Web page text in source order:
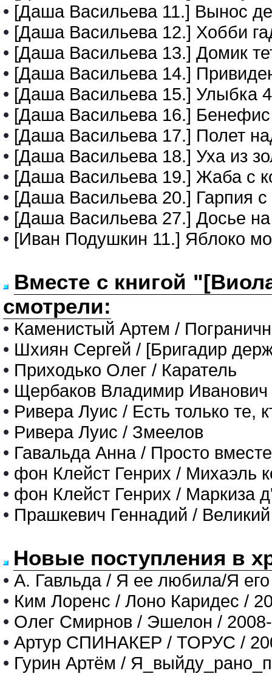
• [Даша Васильева 11.] Вынос
• [Даша Васильева 12.] Хобби
• [Даша Васильева 13.] Домик
• [Даша Васильева 14.]
• [Даша Васильева 15.] Улыбка
• [Даша Васильева 16.] Бенефис
• [Даша Васильева 17.] Полет
• [Даша Васильева 18.] Уха из
• [Даша Васильева 19.] Жаба с
• [Даша Васильева 20.] Гарпия
• [Даша Васильева 27.] Досье
• [Иван Подушкин 11.] Яблоко
Вместе с книгой
смотрели:
• Каменистый Артем /
• Шхиян Сергей / [Бригадир
• Приходько Олег / Каратель
• Щербаков Владимир Иванович
• Ривера Луис / Есть только те,
• Ривера Луис / Змеелов
• Гавальда Анна / Просто вместе
• фон Клейст Генрих / Михаэль
• фон Клейст Генрих / Маркиза
• Прашкевич Геннадий /
Новые поступления в
• А. Гавльда / Я ее любила/Я
• Ким Лоренс / Лоно Каридес /
• Олег Смирнов / Эшелон /
• Артур СПИНАКЕР / ТОРУС /
• Гурин Артём /